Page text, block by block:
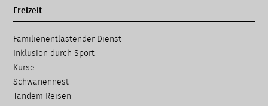
Freizeit
Navigation
überspringen
Familien­entlastender Dienst
Inklusion durch Sport
Kurse
Schwanennest
Tandem Reisen